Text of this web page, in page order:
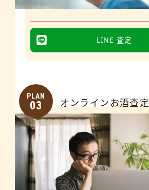
LINE 査定
PLAN
03 オンラインお酒査定